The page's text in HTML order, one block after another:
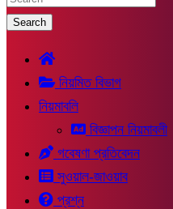
Search
নিয়মিত বিভাগ
নিয়মাবলি
বিজ্ঞাপন নিয়মাবলী
গবেষণা প্রতিবেদন
সুওয়াল-জাওয়াব
প্রশ্ন